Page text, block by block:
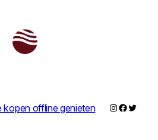
kopen offline genieten Instagram
Twitter